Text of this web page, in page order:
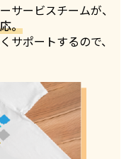
サービスチームが、
。
サポートするので、